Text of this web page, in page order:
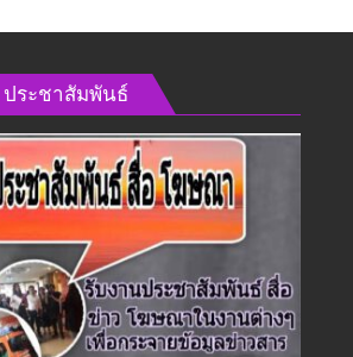
ระชาสัมพันธ์